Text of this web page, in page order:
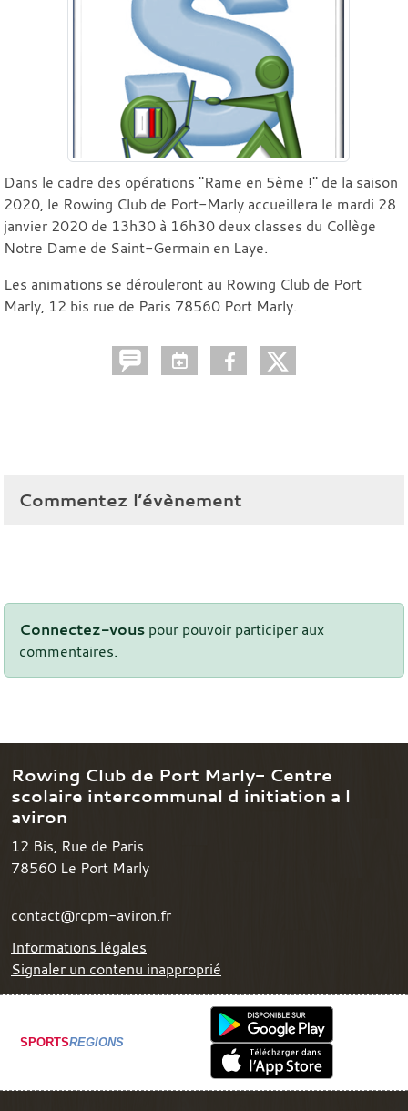
Dans le cadre des opérations "Rame en 5ème !" de la saison
2020, le Rowing Club de Port-Marly accueillera le mardi 28
janvier 2020 de 13h30 à 16h30 deux classes du Collège
Notre Dame de Saint-Germain en Laye.
Les animations se dérouleront au Rowing Club de Port
Marly, 12 bis rue de Paris 78560 Port Marly.
Commentez l’évènement
Connectez-vous pour pouvoir participer aux
commentaires.
Rowing Club de Port Marly- Centre
scolaire intercommunal d initiation a l
aviron
12 Bis, Rue de Paris
78560 Le Port Marly
contact@rcpm-aviron.fr
Informations légales
Signaler un contenu inapproprié
SPORTSREGIONS